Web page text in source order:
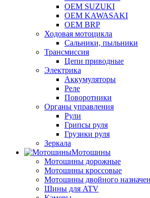
OEM SUZUKI
OEM KAWASAKI
OEM BRP
Ходовая мотоцикла
Сальники, пыльники
Трансмиссия
Цепи приводные
Электрика
Аккумуляторы
Реле
Поворотники
Органы управления
Рули
Грипсы руля
Грузики руля
Зеркала
Мотошины
Мотошины дорожные
Мотошины кроссовые
Мотошины двойного
Шины для ATV